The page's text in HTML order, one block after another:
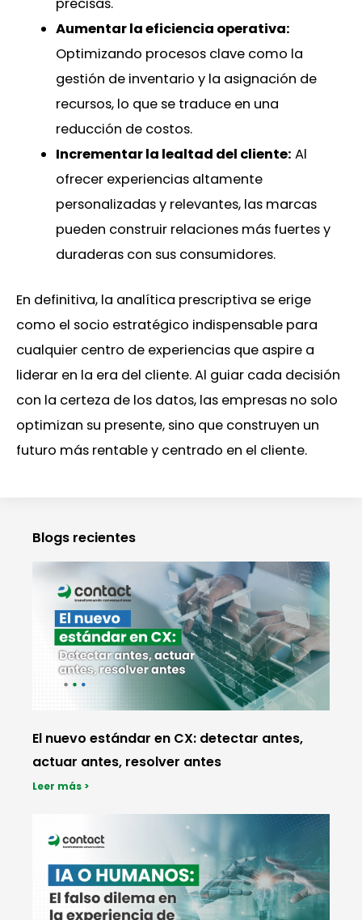
precisas.
Aumentar la eficiencia operativa:
Optimizando procesos clave como la
gestión de inventario y la asignación de
recursos, lo que se traduce en una
reducción de costos.
Incrementar la lealtad del cliente: Al
ofrecer experiencias altamente
personalizadas y relevantes, las marcas
pueden construir relaciones más fuertes y
duraderas con sus consumidores.
En definitiva, la analítica prescriptiva se erige
como el socio estratégico indispensable para
cualquier centro de experiencias que aspire a
liderar en la era del cliente. Al guiar cada decisión
con la certeza de los datos, las empresas no solo
optimizan su presente, sino que construyen un
futuro más rentable y centrado en el cliente.
Blogs recientes
El nuevo estándar en CX: detectar antes,
actuar antes, resolver antes
Leer más >